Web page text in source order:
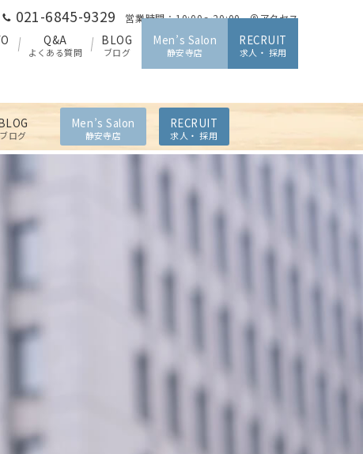
021-6845-9329 営業時間：10:00～20:00 アクセス
ブログ
Men’s Salon
静安寺店
RECRUIT
求人・ 採用
Q&A
よくある質問
BLOG
ブログ
Men’s Salon
静安寺店
RECRUIT
求人・ 採用